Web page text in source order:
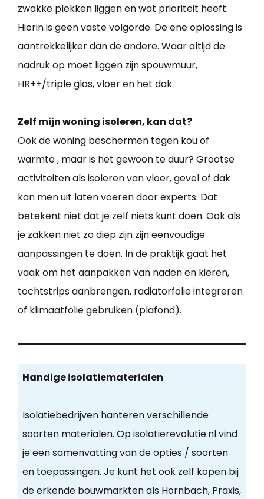
zwakke plekken liggen en wat prioriteit heeft.
Hierin is geen vaste volgorde. De ene oplossing is
aantrekkelijker dan de andere. Waar altijd de
nadruk op moet liggen zijn spouwmuur,
HR++/triple glas, vloer en het dak.
Zelf mijn woning isoleren, kan dat?
Ook de woning beschermen tegen kou of
warmte , maar is het gewoon te duur? Grootse
activiteiten als isoleren van vloer, gevel of dak
kan men uit laten voeren door experts. Dat
betekent niet dat je zelf niets kunt doen. Ook als
je zakken niet zo diep zijn zijn eenvoudige
aanpassingen te doen. In de praktijk gaat het
vaak om het aanpakken van naden en kieren,
tochtstrips aanbrengen, radiatorfolie integreren
of klimaatfolie gebruiken (plafond).
Handige isolatiematerialen
Isolatiebedrijven hanteren verschillende
soorten materialen. Op isolatierevolutie.nl vind
je een samenvatting van de opties / soorten
en toepassingen. Je kunt het ook zelf kopen bij
de erkende bouwmarkten als Hornbach, Praxis,